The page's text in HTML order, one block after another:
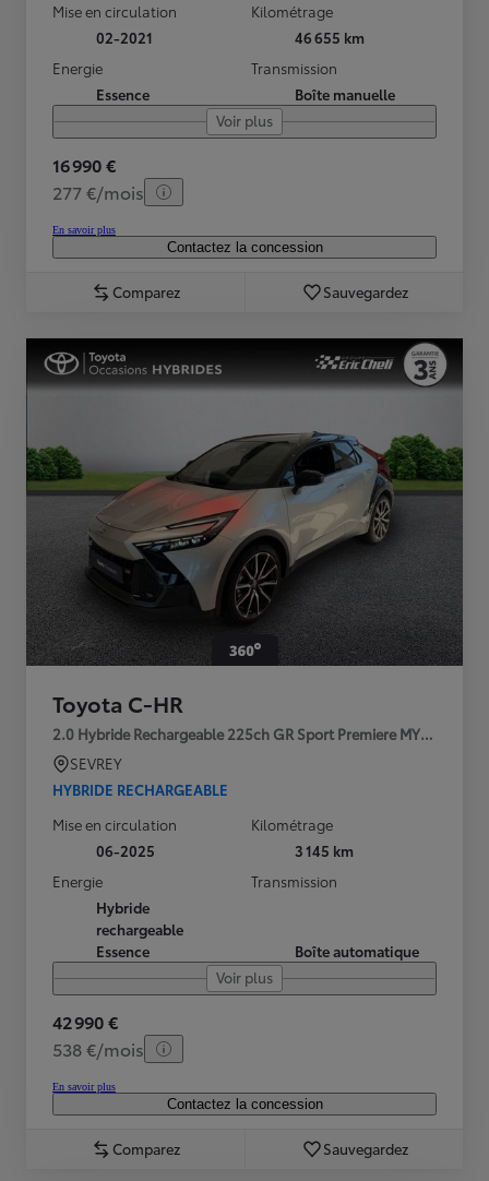
Mise en circulation
02-2021
Kilométrage
46 655 km
Energie
Essence
Transmission
Boîte manuelle
Voir plus
16 990 €
277 €/mois
En savoir plus
Contactez la concession
Comparez Sauvegardez
Toyota C-HR
2.0 Hybride Rechargeable 225ch GR Sport Premiere MY25
SEVREY
HYBRIDE RECHARGEABLE
Mise en circulation
06-2025
Kilométrage
3 145 km
Energie
Hybride
rechargeable
Essence
Transmission
Boîte automatique
Voir plus
42 990 €
538 €/mois
En savoir plus
Contactez la concession
Comparez Sauvegardez